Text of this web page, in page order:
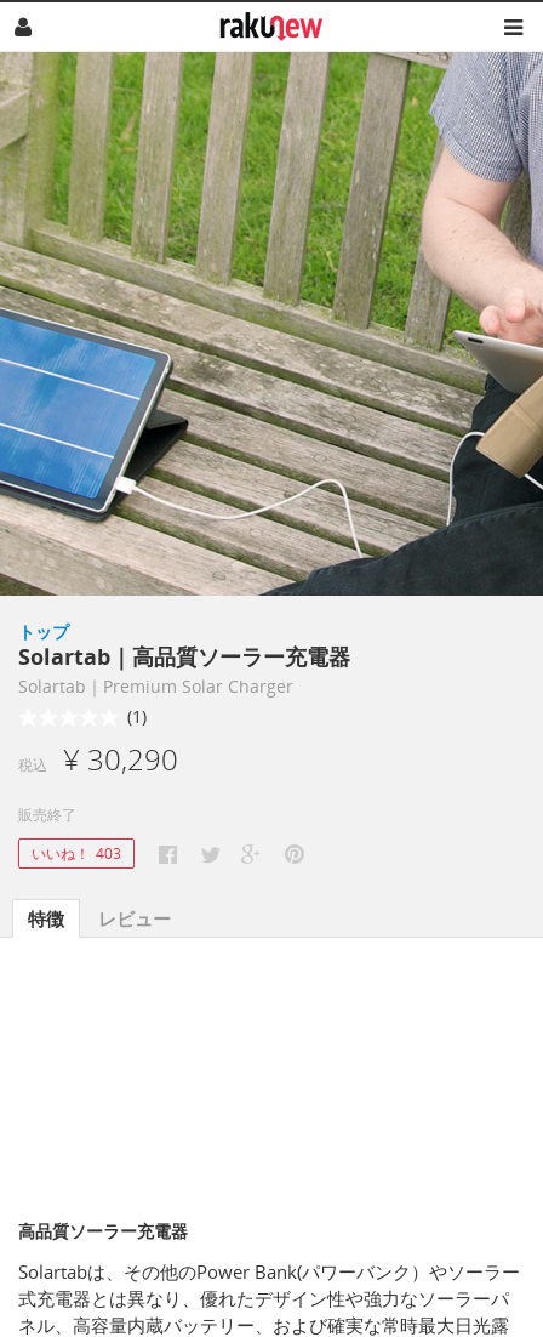
トップ
Solartab｜高品質ソーラー充電器
Solartab｜Premium Solar Charger
(1)
税込 ¥ 30,290
販売終了
いいね！ 403
特徴 レビュー
高品質ソーラー充電器
Solartabは、その他のPower Bank(パワーバンク）やソーラー
式充電器とは異なり、優れたデザイン性や強力なソーラーパ
ネル、高容量内蔵バッテリー、および確実な常時最大日光露